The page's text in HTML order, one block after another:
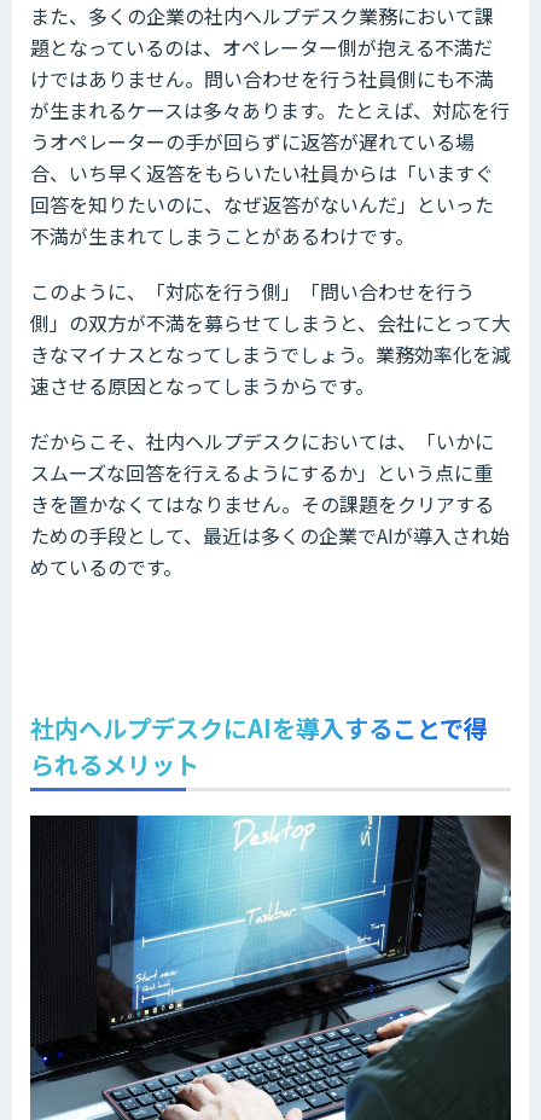
また、多くの企業の社内ヘルプデスク業務において課
題となっているのは、オペレーター側が抱える不満だ
けではありません。問い合わせを行う社員側にも不満
が生まれるケースは多々あります。たとえば、対応を行
うオペレーターの手が回らずに返答が遅れている場
合、いち早く返答をもらいたい社員からは「いますぐ
回答を知りたいのに、なぜ返答がないんだ」といった
不満が生まれてしまうことがあるわけです。
このように、「対応を行う側」「問い合わせを行う
側」の双方が不満を募らせてしまうと、会社にとって大
きなマイナスとなってしまうでしょう。業務効率化を減
速させる原因となってしまうからです。
だからこそ、社内ヘルプデスクにおいては、「いかに
スムーズな回答を行えるようにするか」という点に重
きを置かなくてはなりません。その課題をクリアする
ための手段として、最近は多くの企業でAIが導入され始
めているのです。
社内ヘルプデスクにAIを導入することで得
られるメリット